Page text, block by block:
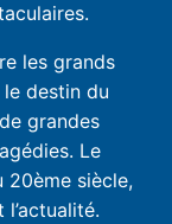
les grands
destin du
grandes
Le
20ème siècle,